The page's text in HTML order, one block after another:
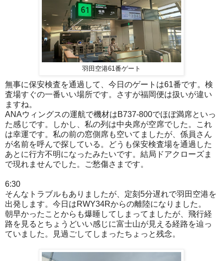
羽田空港61番ゲート
無事に保安検査を通過して、今日のゲートは61番です。検
査場すぐの一番いい場所です。さすが福岡便は扱いが違い
ますね。
ANAウィングスの運航で機材はB737-800でほぼ満席といっ
た感じです。しかし、私の列は中央席が空席でした。これ
は幸運です。私の前の窓側席も空いてましたが、係員さん
が名前を呼んで探している。どうも保安検査場を通過した
あとに行方不明になったみたいです。結局ドアクローズま
で現れませんでした。ご愁傷さまです。
6:30
そんなトラブルもありましたが、定刻5分遅れで羽田空港を
出発します。今日はRWY34Rからの離陸になりました。
朝早かったことからも爆睡してしまってましたが、飛行経
路を見るとちょうどいい感じに富士山が見える経路を辿っ
ていました。見過ごしてしまったちょっと残念。